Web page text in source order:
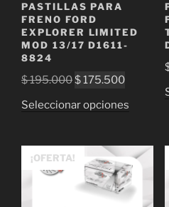
PASTILLAS PARA
FRENO FORD
EXPLORER LIMITED
MOD 13/17 D1611-
8824
$195.000El
original
$ 195.000.
$175.500El
actual
$
Seleccionar opciones
Las
¡OFERTA!